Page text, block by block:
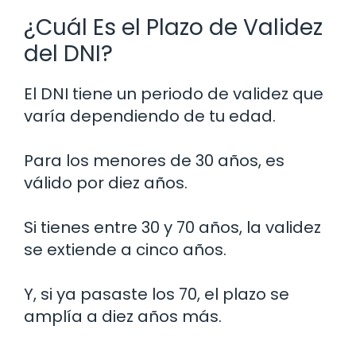
¿Cuál Es el Plazo de Validez
del DNI?
El DNI tiene un periodo de validez que
varía dependiendo de tu edad.
Para los menores de 30 años, es
válido por diez años.
Si tienes entre 30 y 70 años, la validez
se extiende a cinco años.
Y, si ya pasaste los 70, el plazo se
amplía a diez años más.